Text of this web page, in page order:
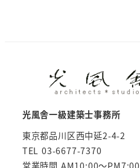
光風舎一級建築士事務所
東京都品川区西中延2-4-2
TEL 03-6677-7370
営業時間 AM10:00～PM7:00